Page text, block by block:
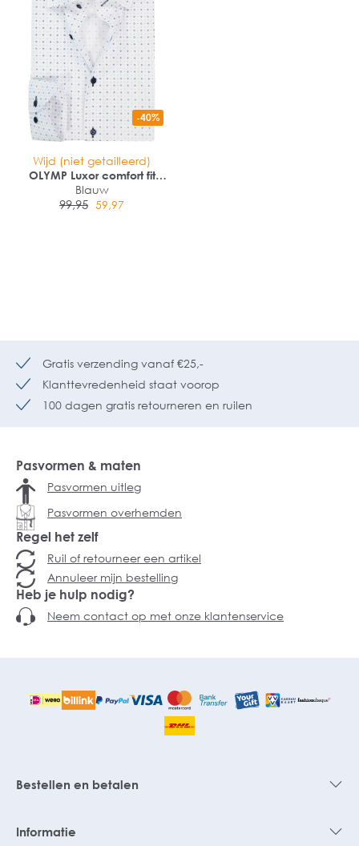
-40%
Wijd (niet getailleerd)
OLYMP Luxor comfort fit
overhemd
Blauw
99,95 59,97
Gratis verzending vanaf €25,-
Klanttevredenheid staat voorop
100 dagen gratis retourneren en ruilen
Pasvormen & maten
Pasvormen uitleg
Pasvormen overhemden
Regel het zelf
Ruil of retourneer een artikel
Annuleer mijn bestelling
Heb je hulp nodig?
Neem contact op met onze klantenservice
Bestellen en betalen
Informatie